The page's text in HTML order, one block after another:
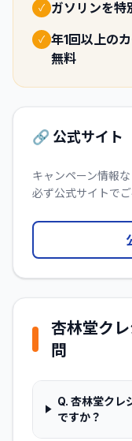
✓ ガソリンを特
✓ 年1回以上の
無料
🔗 公式サイト
キャンペーン情報
必ず公式サイトでご
杏林堂ク
問
Q.杏林堂クレ
ですか？